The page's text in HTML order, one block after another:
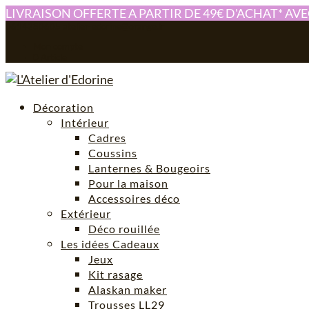
LIVRAISON OFFERTE A PARTIR DE 49€ D'ACHAT*
Décoration
Intérieur
Cadres
Coussins
Lanternes & Bougeoirs
Pour la maison
Accessoires déco
Extérieur
Déco rouillée
Les idées Cadeaux
Jeux
Kit rasage
Alaskan maker
Trousses LL29